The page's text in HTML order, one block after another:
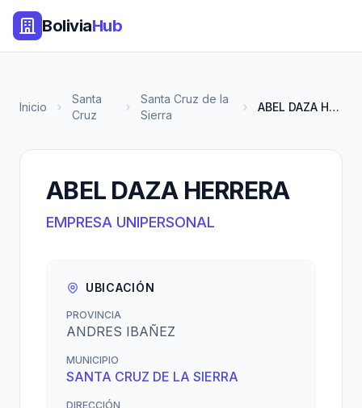
BoliviaHub
Inicio
Santa
Cruz
Santa Cruz de la
Sierra
ABEL DAZA HERRERA
ABEL DAZA HERRERA
EMPRESA UNIPERSONAL
UBICACIÓN
PROVINCIA
ANDRES IBAÑEZ
MUNICIPIO
SANTA CRUZ DE LA SIERRA
DIRECCIÓN